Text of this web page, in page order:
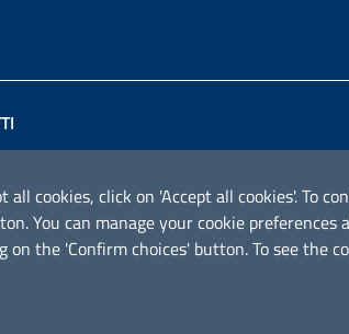
all cookies, click on 'Accept all cookies'. To
You can manage your cookie
the 'Confirm choices' button. To see the
di Montemesola
23 - 74020 Montemesola (TA)
80010090738